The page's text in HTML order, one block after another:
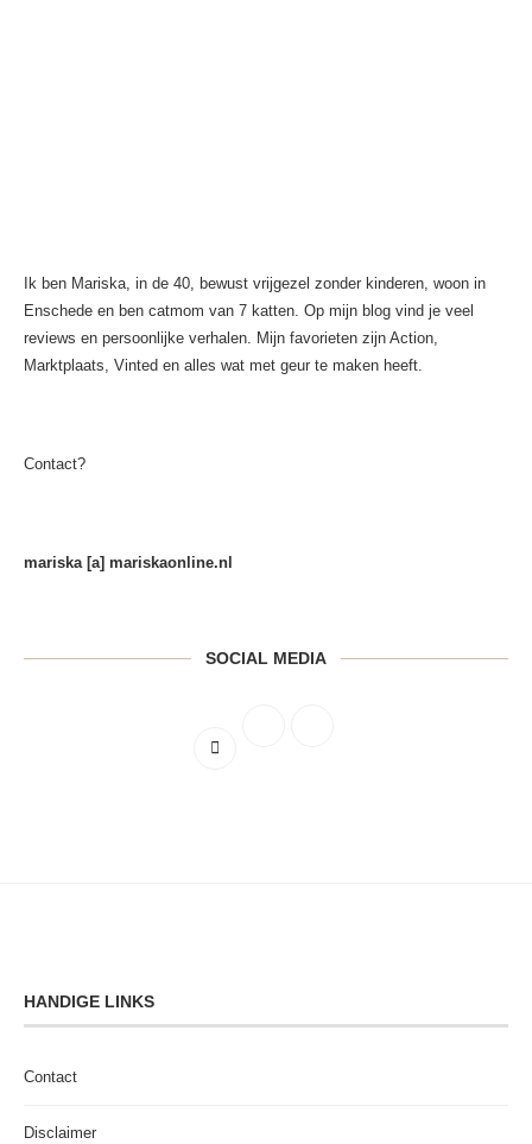
Ik ben Mariska, in de 40, bewust vrijgezel zonder kinderen, woon in
Enschede en ben catmom van 7 katten. Op mijn blog vind je veel
reviews en persoonlijke verhalen. Mijn favorieten zijn Action,
Marktplaats, Vinted en alles wat met geur te maken heeft.
Contact?
mariska [a] mariskaonline.nl
SOCIAL MEDIA
HANDIGE LINKS
Contact
Disclaimer